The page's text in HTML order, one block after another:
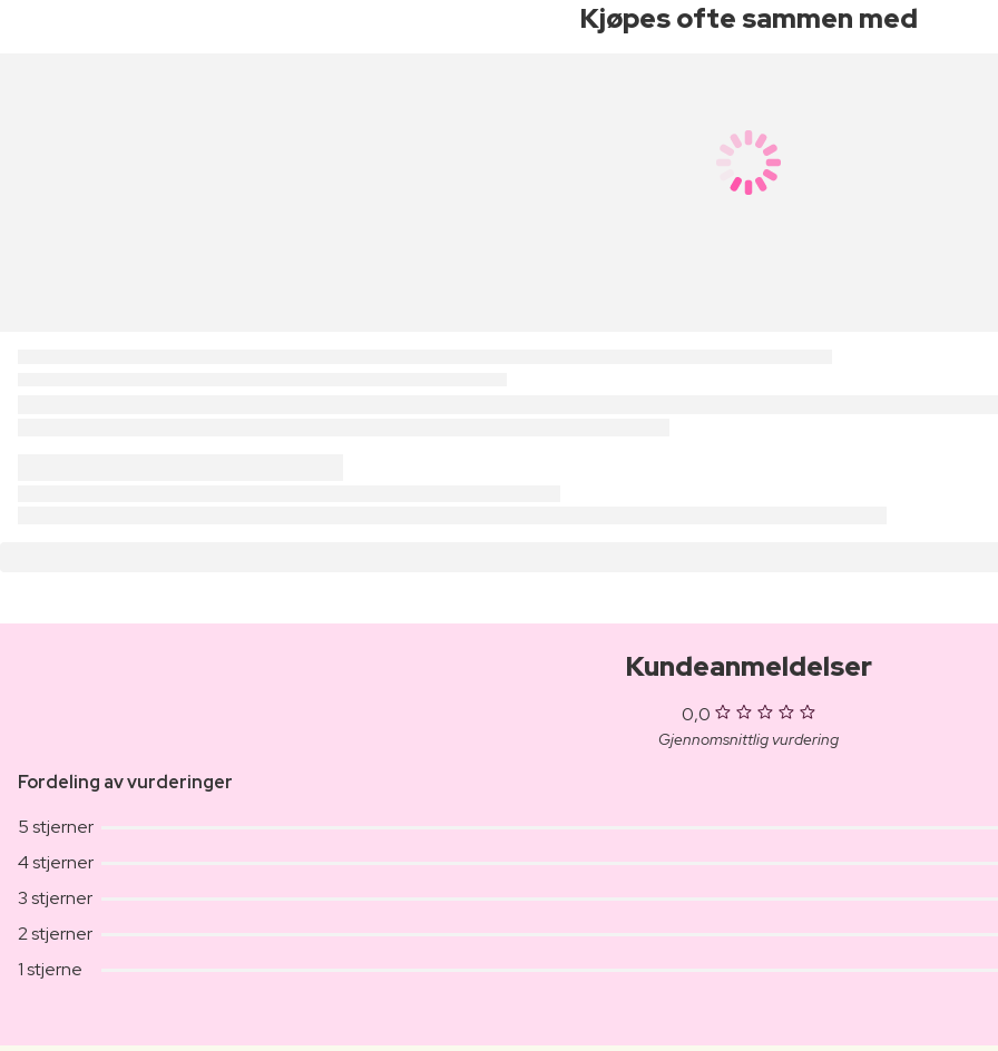
Kjøpes ofte sammen med
Kundeanmeldelser
0,0
Gjennomsnittlig vurdering
Fordeling av vurderinger
5 stjerner
4 stjerner
3 stjerner
2 stjerner
1 stjerne